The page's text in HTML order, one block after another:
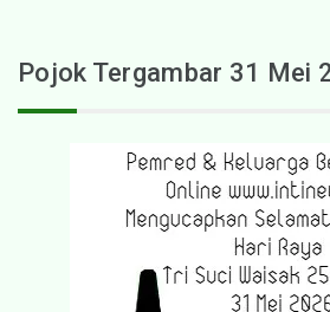
Pojok Tergambar 31 Mei